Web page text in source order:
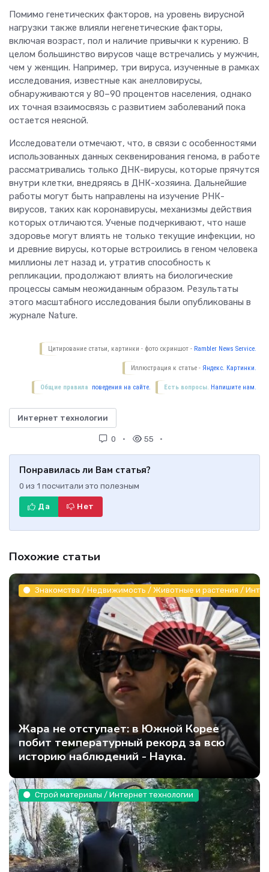
Помимо генетических факторов, на уровень вирусной
нагрузки также влияли негенетические факторы,
включая возраст, пол и наличие привычки к курению. В
целом большинство вирусов чаще встречались у мужчин,
чем у женщин. Например, три вируса, изученные в рамках
исследования, известные как анелловирусы,
обнаруживаются у 80–90 процентов населения, однако
их точная взаимосвязь с развитием заболеваний пока
остается неясной.
Исследователи отмечают, что, в связи с особенностями
использованных данных секвенирования генома, в работе
рассматривались только ДНК-вирусы, которые прячутся
внутри клетки, внедряясь в ДНК-хозяина. Дальнейшие
работы могут быть направлены на изучение РНК-
вирусов, таких как коронавирусы, механизмы действия
которых отличаются. Ученые подчеркивают, что наше
здоровье могут влиять не только текущие инфекции, но
и древние вирусы, которые встроились в геном человека
миллионы лет назад и, утратив способность к
репликации, продолжают влиять на биологические
процессы самым неожиданным образом. Результаты
этого масштабного исследования были опубликованы в
журнале Nature.
Цитирование статьи, картинки - фото скриншот - Rambler News Service.
Иллюстрация к статье - Яндекс. Картинки.
Есть вопросы. Напишите нам.
Общие правила поведения на сайте.
Интернет технологии
0 55
Понравилась ли Вам статья?
0 из 1 посчитали это полезным
Да Нет
Похожие статьи
Знакомства / Недвижимость / Животные и растения /
Жара не отступает: в Южной Корее
побит температурный рекорд за всю
историю наблюдений - Наука.
Строй материалы / Интернет технологии